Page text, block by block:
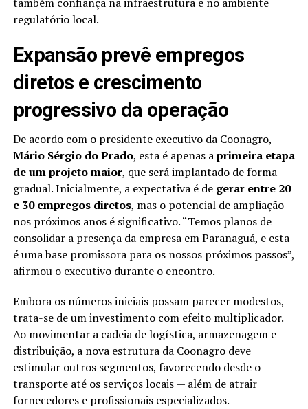
regulatório local.
Expansão prevê empregos
diretos e crescimento
progressivo da operação
De acordo com o presidente executivo da Coonagro,
Mário Sérgio do Prado, esta é apenas aprimeira etapa
de um projeto maior, que será implantado de forma
gradual. Inicialmente, a expectativa é de gerar entre 20
e 30 empregos diretos, mas o potencial de ampliação
nos próximos anos é significativo. “Temos planos de
consolidar a presença da empresa em Paranaguá, e esta
é uma base promissora para os nossos próximos passos”,
afirmou o executivo durante o encontro.
Embora os números iniciais possam parecer modestos,
trata-se de um investimento com efeito multiplicador.
Ao movimentar a cadeia de logística, armazenagem e
distribuição, a nova estrutura da Coonagro deve
estimular outros segmentos, favorecendo desde o
transporte até os serviços locais — além de atrair
fornecedores e profissionais especializados.